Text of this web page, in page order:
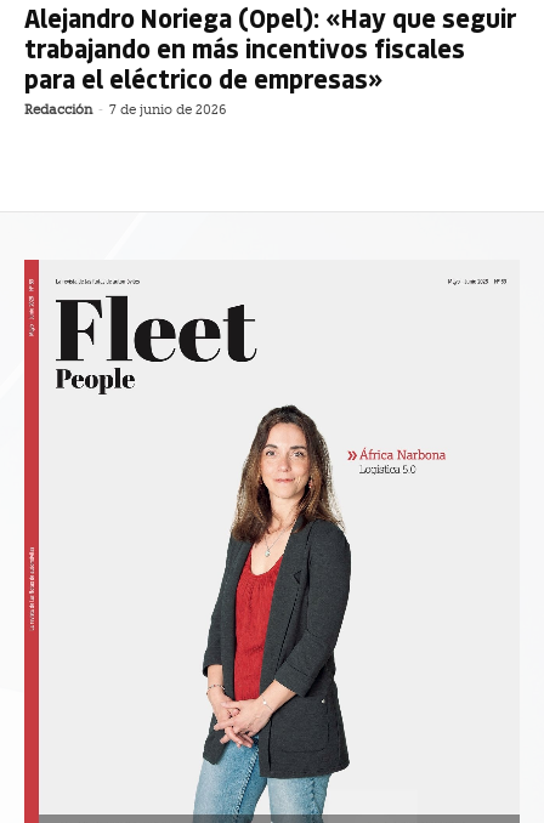
Alejandro Noriega (Opel): «Hay que seguir
trabajando en más incentivos fiscales
para el eléctrico de empresas»
Redacción - 7 de junio de 2026